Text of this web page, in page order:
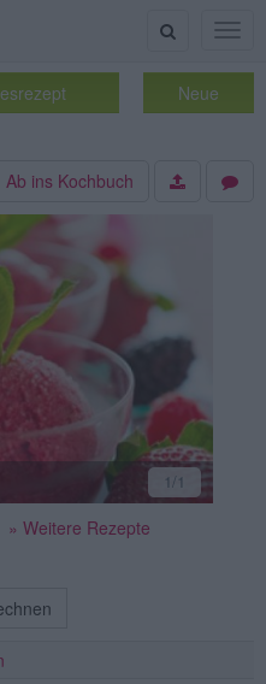
Suche
Neue
Ab ins Kochbuch
1/1
» Weitere Rezepte